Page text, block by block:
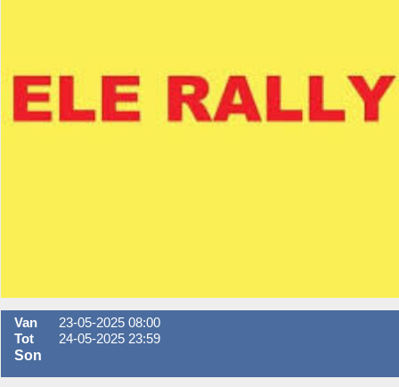
Van
23-05-2025 08:00
Tot
24-05-2025 23:59
Son